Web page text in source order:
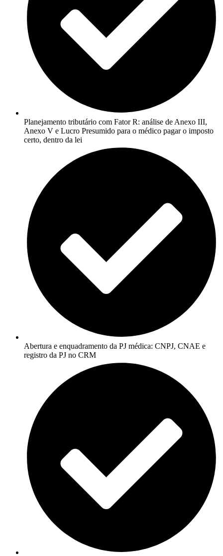
Planejamento tributário com Fator R: análise de Anexo III,
Anexo V e Lucro Presumido para o médico pagar o imposto
certo, dentro da lei
Abertura e enquadramento da PJ médica: CNPJ, CNAE e
registro da PJ no CRM